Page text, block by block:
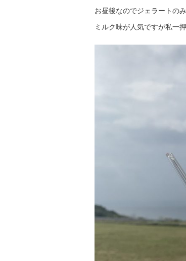
お昼後なのでジェラートの
ミルク味が人気ですが私一